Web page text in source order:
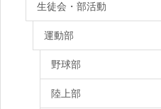
生徒会・部活動
運動部
野球部
陸上部